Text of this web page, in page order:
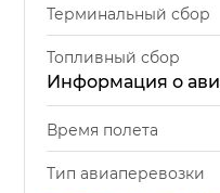
Терминальный сбор
Топливный сбор
Информация о
Время полета
Тип авиаперевозки